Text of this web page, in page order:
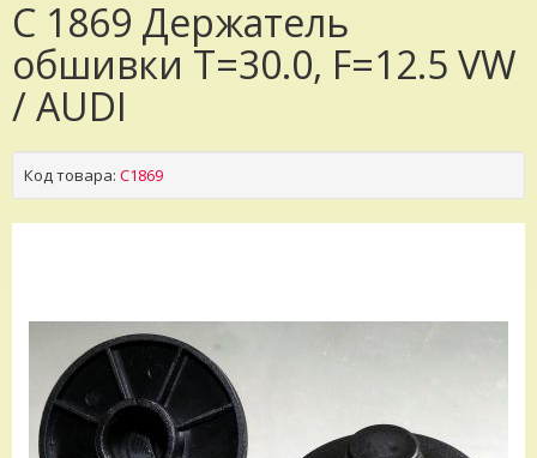
C 1869 Держатель
обшивки T=30.0, F=12.5 VW
/ AUDI
Код товара: C1869